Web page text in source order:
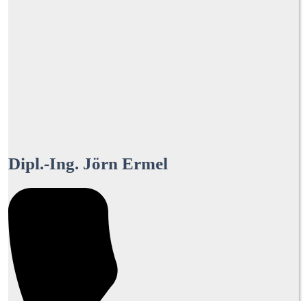
Dipl.-Ing. Jörn Ermel